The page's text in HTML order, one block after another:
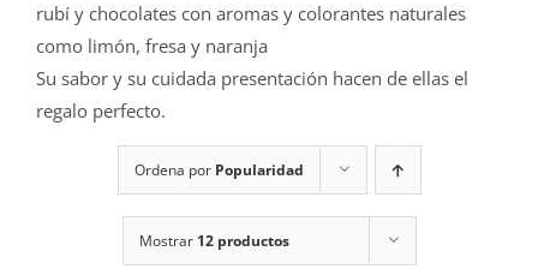
rubí y chocolates con aromas y colorantes naturales
como limón, fresa y naranja
Su sabor y su cuidada presentación hacen de ellas el
regalo perfecto.
Ordena por Popularidad
Mostrar 12 productos